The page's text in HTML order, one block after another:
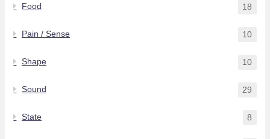
Food 18
Pain / Sense 10
Shape 10
Sound 29
State 8